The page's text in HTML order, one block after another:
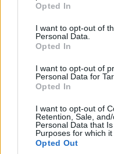
use your data for below
consent section.
Opted In
I want to opt-out of
Personal Data.
Opted In
I want to opt-out of
Personal Data for
Opted In
I want to opt-out of
Retention, Sale,
Personal Data that
Purposes for which it
Opted Out
Πολιτική Απορρήτου&Όροι
ΕΙΔΗΣΕΙΣ